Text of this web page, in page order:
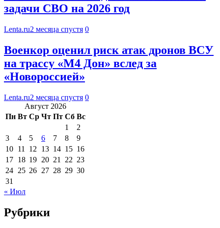
задачи СВО на 2026 год
Lenta.ru2 месяца спустя 0
Военкор оценил риск атак дронов ВСУ
на трассу «М4 Дон» вслед за
«Новороссией»
Lenta.ru2 месяца спустя 0
Август 2026
Пн Вт Ср Чт Пт Сб Вс
1
2
3
4 5 6 7 8
9
10 11 12 13 14 15 16
17 18 19 20 21 22 23
24 25 26 27 28 29 30
31
« Июл
Рубрики